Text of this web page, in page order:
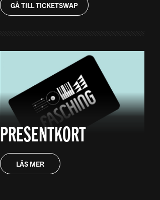
GÅ TILL TICKETSWAP
PRESENTKORT
LÄS MER